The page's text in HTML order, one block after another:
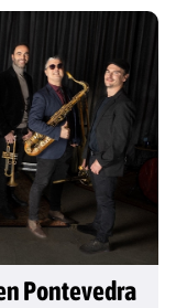
Pontevedra